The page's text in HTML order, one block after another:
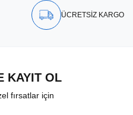
ÜCRETSİZ KARGO
KAYIT OL
fırsatlar için